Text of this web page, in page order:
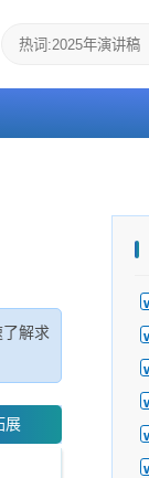
解求
展